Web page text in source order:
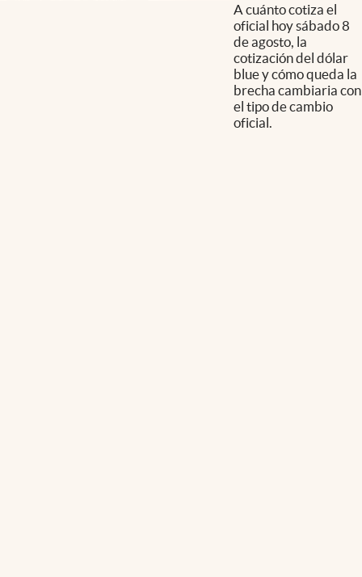
A cuánto cotiza el
oficial hoy sábado 8
de agosto, la
cotización del dólar
blue y cómo queda la
brecha cambiaria con
el tipo de cambio
oficial.